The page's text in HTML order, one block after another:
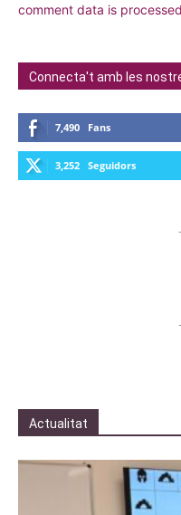
comment data is
Connecta't amb les
7,490 Fans
3,252 Seguidors
Actualitat